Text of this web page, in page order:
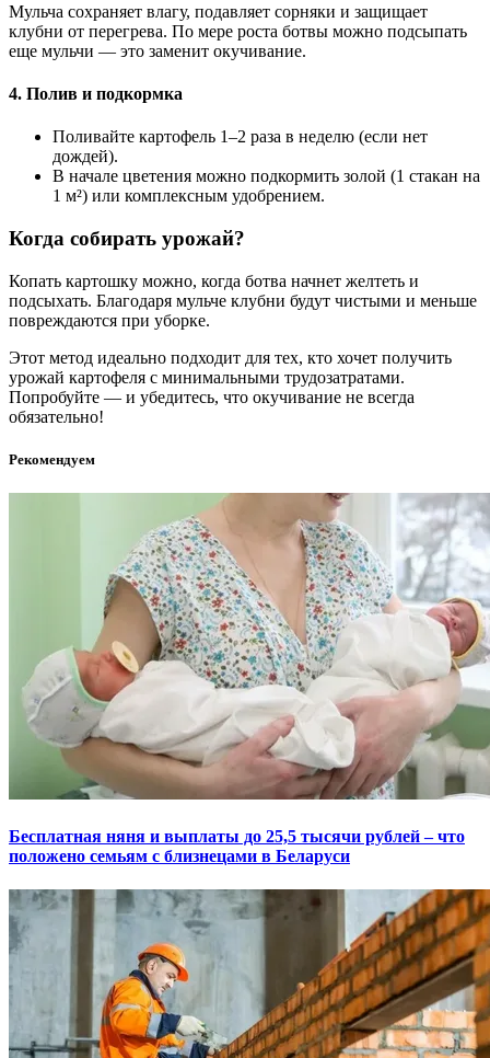
Мульча сохраняет влагу, подавляет сорняки и защищает
клубни от перегрева. По мере роста ботвы можно подсыпать
еще мульчи — это заменит окучивание.
4. Полив и подкормка
Поливайте картофель 1–2 раза в неделю (если нет
дождей).
В начале цветения можно подкормить золой (1 стакан на
1 м²) или комплексным удобрением.
Когда собирать урожай?
Копать картошку можно, когда ботва начнет желтеть и
подсыхать. Благодаря мульче клубни будут чистыми и меньше
повреждаются при уборке.
Этот метод идеально подходит для тех, кто хочет получить
урожай картофеля с минимальными трудозатратами.
Попробуйте — и убедитесь, что окучивание не всегда
обязательно!
Рекомендуем
Бесплатная няня и выплаты до 25,5 тысячи рублей – что
положено семьям с близнецами в Беларуси